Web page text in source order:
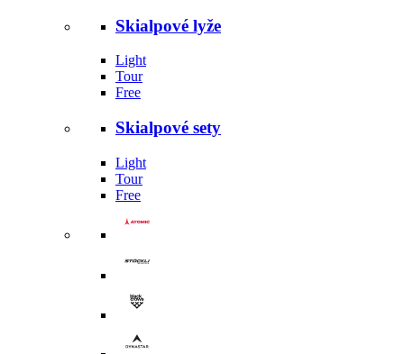
Skialpové lyže
Light
Tour
Free
Skialpové sety
Light
Tour
Free